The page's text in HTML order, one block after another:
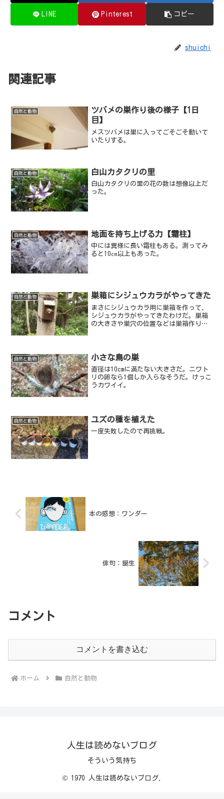
LINE Pinterest コピー
shuichi
関連記事
自然と動物
ツバメの巣作り後の様子【1日
目】
メスツバメは巣に入ってごそごそ動いて
いたりする。
自然と動物 白山カタクリの里
白山カタクリの里の花の数は想像以上だ
った。
自然と動物 地面を持ち上げる力【霜柱】
中には異様に長い霜柱もある。測ってみ
ると10㎝以上もあった。
自然と動物 巣箱にシジュウカラがやってきた
まさにシジュウカラ用に巣箱を作って、
シジュウカラがやってきたわけだ。巣箱
の大きさや巣穴の位置などは巣箱作りに
自然と動物 小さな鳥の巣
直径は10cmに満たない大きさだ。ニワト
リの卵なら1個しか入らなそうだ。けっこ
うカワイイ。
自然と動物 ユズの種を植えた
一度失敗したので再挑戦。
本の感想：ワンダー
俳句：誕生
コメント
コメントを書き込む
ホーム 自然と動物
人生は読めないブログ
そういう気持ち
© 1970 人生は読めないブログ.